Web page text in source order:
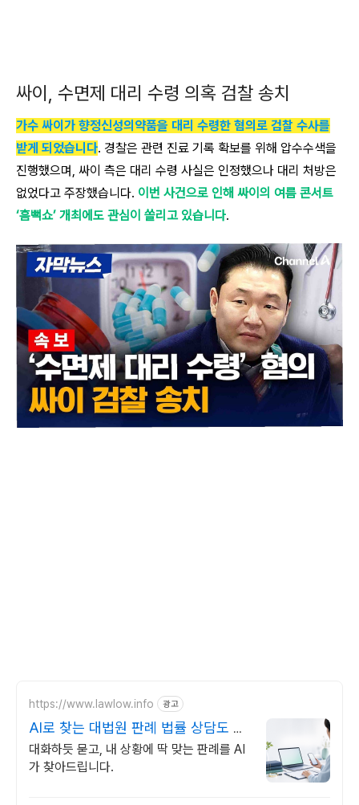
싸이, 수면제 대리 수령 의혹 검찰 송치
가수 싸이가 향정신성의약품을 대리 수령한 혐의로 검찰 수사를
받게 되었습니다. 경찰은 관련 진료 기록 확보를 위해 압수수색을
진행했으며, 싸이 측은 대리 수령 사실은 인정했으나 대리 처방은
없었다고 주장했습니다. 이번 사건으로 인해 싸이의 여름 콘서트
‘흠뻑쇼’ 개최에도 관심이 쏠리고 있습니다.
https://www.lawlow.info 광고
AI로 찾는 대법원 판례 법률 상담도 AI
시대
대화하듯 묻고, 내 상황에 딱 맞는 판례를 AI
가 찾아드립니다.